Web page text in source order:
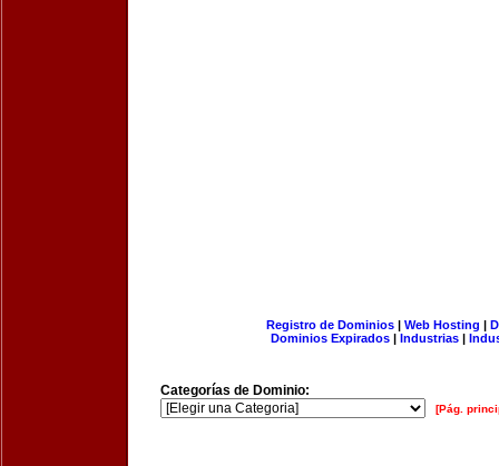
Registro de Dominios| Web Hosting |
Dominios Expirados | Industrias |
Categorías de Dominio:
[Pág.